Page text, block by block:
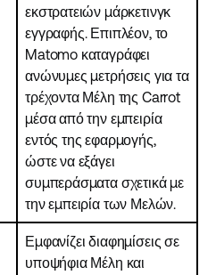
εκστρατειών μάρκετινγκ
εγγραφής. Επιπλέον, το
Matomo καταγράφει
ανώνυμες μετρήσεις για τα
τρέχοντα Μέλη της Carrot
μέσα από την εμπειρία
εντός της εφαρμογής,
ώστε να εξάγει
συμπεράσματα σχετικά με
την εμπειρία των Μελών.
Εμφανίζει διαφημίσεις σε
υποψήφια Μέλη και